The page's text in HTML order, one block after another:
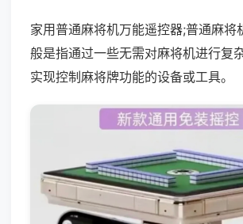
家用普通麻将机万能遥控器;普通麻将
般是指通过一些无需对麻将机进行复
实现控制麻将牌功能的设备或工具。